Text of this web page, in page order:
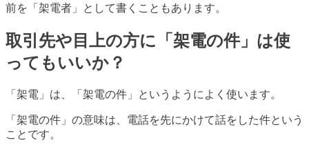
前を「架電者」として書くこともあります。
取引先や目上の方に「架電の件」は使
ってもいいか？
「架電」は、「架電の件」というようによく使います。
「架電の件」の意味は、電話を先にかけて話をした件という
ことです。